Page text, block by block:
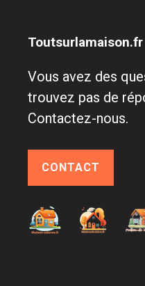
Toutsurlamaison.fr
Vous avez des
trouvez pas de
Contactez-nous.
CONTACT